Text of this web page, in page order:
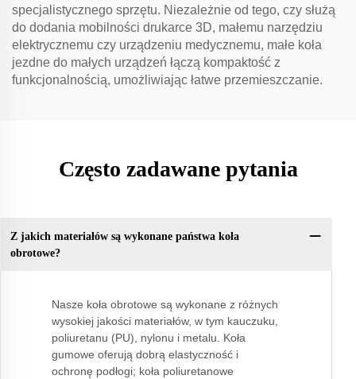
specjalistycznego sprzętu. Niezależnie od tego, czy służą
do dodania mobilności drukarce 3D, małemu narzędziu
elektrycznemu czy urządzeniu medycznemu, małe koła
jezdne do małych urządzeń łączą kompaktość z
funkcjonalnością, umożliwiając łatwe przemieszczanie.
Często zadawane pytania
Z jakich materiałów są wykonane państwa koła
obrotowe?
Nasze koła obrotowe są wykonane z różnych
wysokiej jakości materiałów, w tym kauczuku,
poliuretanu (PU), nylonu i metalu. Koła
gumowe oferują dobrą elastyczność i
ochronę podłogi; koła poliuretanowe